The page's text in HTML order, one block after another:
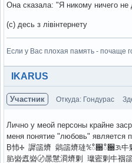
Она сказала: "Я никому ничего
(с) десь з лівінтернету
Если у Вас плохая память - почаще
Вне форума
IKARUS
Участник Откуда: Гондурас
Лично у меой персоны крайне
меня понятие "любовь" является
Ḅ㤄Ⰰ 䜄䈄㸄 䴄䈄㸄㼀℀ഀ਀ഀ਀ᜄ㐄㔄
䐄㠄䘄㠄〄㬄䰄㴄㸄㔄 㼄䀄㔄㐄䄄